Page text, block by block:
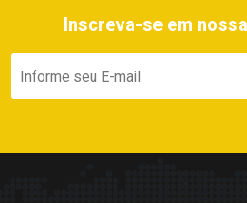
Inscreva-se em